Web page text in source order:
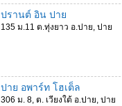
ปรานต์ อิน ปาย
135 ม.11 ต.ทุ่งยาว อ.ปาย, ปาย
ปาย อพาร์ท โฮเต็ล
306 ม. 8, ต. เวียงใต้ อ.ปาย, ปาย